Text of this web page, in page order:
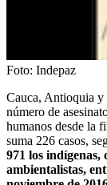
Foto: Indepaz
Cauca, Antioquia y
número de
humanos desde la
suma 226 casos,
971 los indígenas,
ambientalistas,